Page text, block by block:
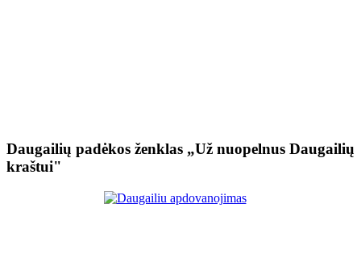
Daugailių padėkos ženklas „Už nuopelnus Daugailių
kraštui"